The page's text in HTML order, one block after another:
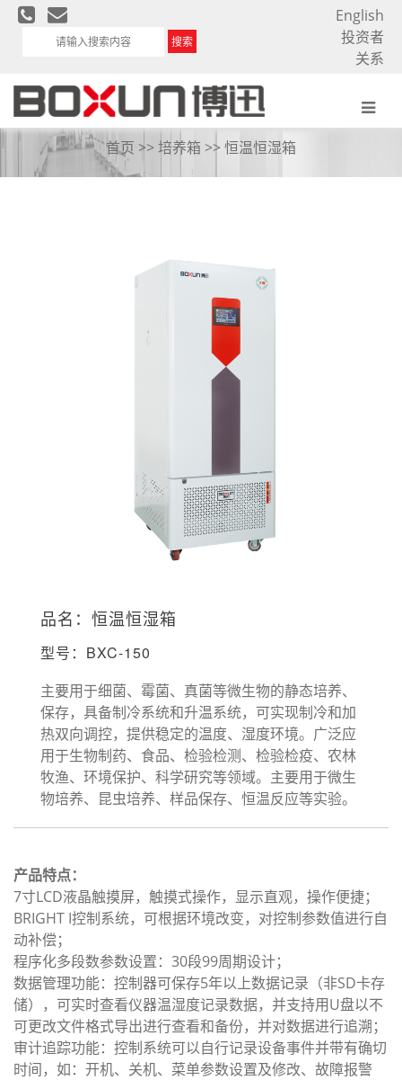
搜索
English
投资者
关系
恒温恒湿箱
首页 >> 培养箱 >>恒温恒湿箱
品名：恒温恒湿箱
型号：BXC-150
主要用于细菌、霉菌、真菌等微生物的静态培养、
保存，具备制冷系统和升温系统，可实现制冷和加
热双向调控，提供稳定的温度、湿度环境。广泛应
用于生物制药、食品、检验检测、检验检疫、农林
牧渔、环境保护、科学研究等领域。主要用于微生
物培养、昆虫培养、样品保存、恒温反应等实验。
产品特点：
7寸LCD液晶触摸屏，触摸式操作，显示直观，操作便捷；
BRIGHT I控制系统，可根据环境改变，对控制参数值进行自
动补偿；
程序化多段数参数设置：30段99周期设计；
数据管理功能：控制器可保存5年以上数据记录（非SD卡存
储），可实时查看仪器温湿度记录数据，并支持用U盘以不
可更改文件格式导出进行查看和备份，并对数据进行追溯；
审计追踪功能：控制系统可以自行记录设备事件并带有确切
时间，如：开机、关机、菜单参数设置及修改、故障报警